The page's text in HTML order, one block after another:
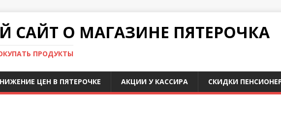
О МАГАЗИНЕ ПЯТЕРОЧКА
ПРОДУКТЫ
ЦЕН В ПЯТЕРОЧКЕ АКЦИИ У КАССИРА СКИДКИ